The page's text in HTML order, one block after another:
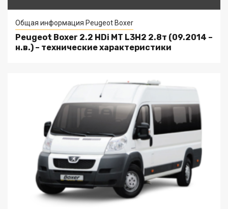
Общая информация Peugeot Boxer
Peugeot Boxer 2.2 HDi MT L3H2 2.8т (09.2014 –
н.в.) – технические характеристики